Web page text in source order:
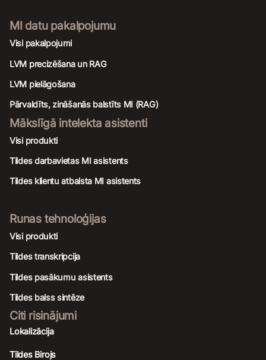
MI datu pakalpojumu
Visi pakalpojumi
LVM precizēšana un RAG
LVM pielāgošana
Pārvaldīts, zināšanās balstīts MI (RAG)
Mākslīgā intelekta asistenti
Visi produkti
Tildes darbavietas MI asistents
Tildes klientu atbalsta MI asistents
Runas tehnoloģijas
Visi produkti
Tildes transkripcija
Tildes pasākumu asistents
Tildes balss sintēze
Citi risinājumi
Lokalizācija
Tildes Birojs